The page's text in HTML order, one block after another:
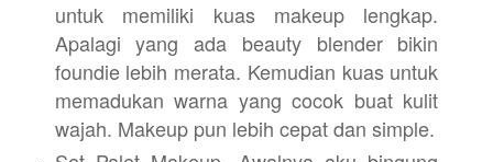
untuk memiliki kuas makeup lengkap.
Apalagi yang ada beauty blender bikin
foundie lebih merata. Kemudian kuas untuk
memadukan warna yang cocok buat kulit
wajah. Makeup pun lebih cepat dan simple.